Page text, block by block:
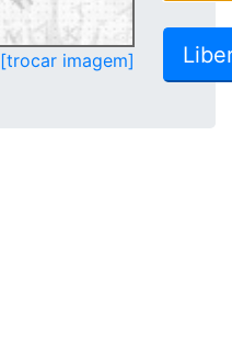
[trocar imagem]